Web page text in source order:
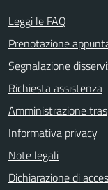
Leggi le FAQ
Prenotazione
Segnalazione
Richiesta assistenza
Amministrazione
Informativa privacy
Note legali
Dichiarazione di